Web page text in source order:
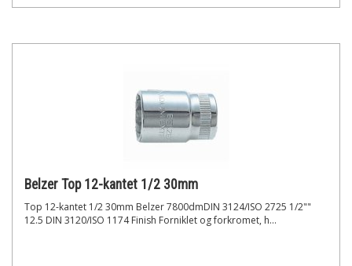
Belzer Top 12-kantet 1/2 30mm
Top 12-kantet 1/2 30mm Belzer 7800dmDIN 3124/ISO 2725 1/2""
12.5 DIN 3120/ISO 1174 Finish Forniklet og forkromet, h...